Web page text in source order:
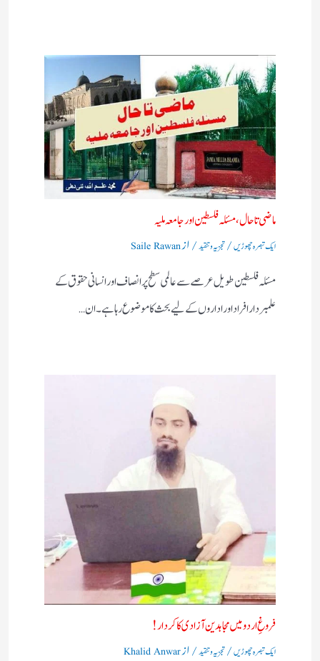
ماضی تا حال، مسئلہ فلسطین اور جامعہ ملیہ
ایک تبصرہ چھوڑیں/تجزیہ و تنقید/ ازSaile Rawan
مسئلہ فلسطین طویل عرصے سے عالمی سطح پر انصاف اور انسانی حقوق کے
علمبردار افراد اور اداروں کے لیے بحث کا موضوع رہا ہے۔ ان…
فروغِ اردو میں مجاہدین آزادی کا کردار!
ایک تبصرہ چھوڑیں/تجزیہ و تنقید/ ازKhalid Anwar